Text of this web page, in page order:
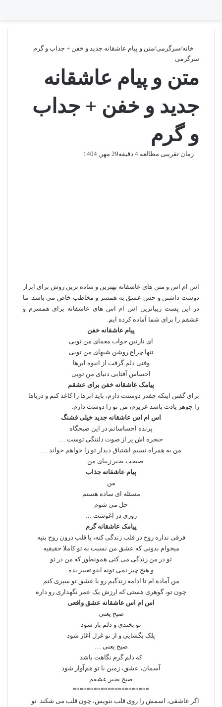
خانه/سرگرمی/متن و پیام عاشقانه جدید و خفن + جداب و گرم
سرگرمی
متن و پیام عاشقانه
جدید و خفن + جداب
و گرم
29 مهر, 1404 زمان تقریبی مطالعه 4 دقیقه
اس ام اس و متن های عاشقانه بهترین و ساده ترین روش برای ابراز
دوست داشتن و حس عشق به همسر و مخاطب خاص می باشد. ما
در این پست زیباترین اس ام اس های عاشقانه برای همسرم و
عشقم را برای شما آماده کرده ایم.
پیام عاشقانه خفن
ای نازنین جواب معمای من تویی
تنها چراغ روشن شبهای من تویی
وقتی دلم گرفت از انبوه ابرها
احساس آفتابی دنیای من تویی
پیامک عاشقانه خفن برای عشقم
برای گفتن اینکه چقدر دوستت دارم، باید ابرها را کاغذ کنم و دریاها
را جوهر یادت باشد عزیزم، من تو را دوست دارم.
اس ام اس عاشقانه جدید خیلی قشنگ
پرنده احساساتم در این صبحگاه
حنجره اش پر از صوت دلتنگی توست …
من به همراه نسیم اشتیاق دیدار تو را خواهم خواند …
صبحت بخیر زیبای من …
پیام عاشقانه جذاب
من
مسئله ای ساده هستم
حل می شوم
روزی در آغوشت …
پیامک عاشقانه گرم
فرقی نداره روح در قلب زندگی کنه، یا قلب درون روح بتپه
میخوام بدونی که عشق من نسبت به تو کاملا حقیقیه
تو در من زندگی می کنی همونطور که من در تو
و هیچ چیز نمی تونه اینو تغییر بده
من آماده ام تا ادامه زندگیم رو با عشق تو سپری کنم
چون تو، گوهری هستی که ارزش یک عمر نگهداری رو داره
اس ام اس عاشقانه عشق واقعی
صبح یعنی
تو بخندی و دلم باز شود
پلک بگشایی و از نو غزل آغاز شود
صبح یعنی …
که دلم گرم نگاهت باشد
آسمان، عشق، زمین با تو هم‌آواز شود
صبح بخیر عشقم
**********************
اگر عاشقی، اسمش را روی قلب ننویس، چون قلب می‌ شکند. تو